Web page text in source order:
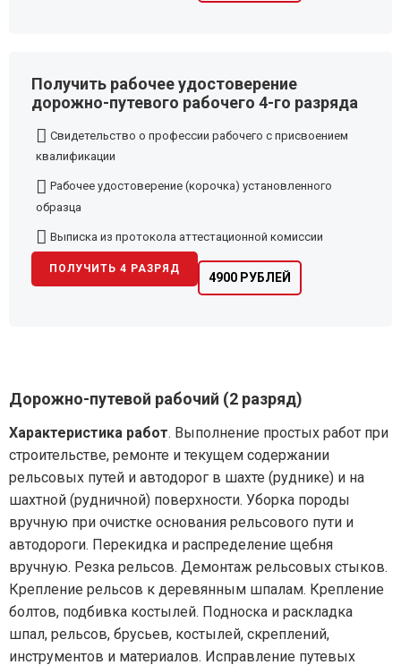
Получить рабочее удостоверение
дорожно-путевого рабочего 4-го разряда
Свидетельство о профессии рабочего с присвоением
квалификации
Рабочее удостоверение (корочка) установленного
образца
Выписка из протокола аттестационной комиссии
4900 РУБЛЕЙ
ПОЛУЧИТЬ 4 РАЗРЯД
Дорожно-путевой рабочий (2 разряд)
Характеристика работ. Выполнение простых работ при
строительстве, ремонте и текущем содержании
рельсовых путей и автодорог в шахте (руднике) и на
шахтной (рудничной) поверхности. Уборка породы
вручную при очистке основания рельсового пути и
автодороги. Перекидка и распределение щебня
вручную. Резка рельсов. Демонтаж рельсовых стыков.
Крепление рельсов к деревянным шпалам. Крепление
болтов, подбивка костылей. Подноска и раскладка
шпал, рельсов, брусьев, костылей, скреплений,
инструментов и материалов. Исправление путевых